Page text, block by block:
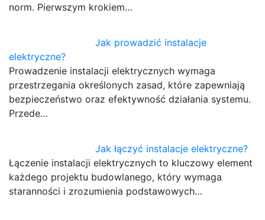
norm. Pierwszym krokiem…
Jak prowadzić instalacje
elektryczne?
Prowadzenie instalacji elektrycznych wymaga
przestrzegania określonych zasad, które zapewniają
bezpieczeństwo oraz efektywność działania systemu.
Przede…
Jak łączyć instalacje elektryczne?
Łączenie instalacji elektrycznych to kluczowy element
każdego projektu budowlanego, który wymaga
staranności i zrozumienia podstawowych…